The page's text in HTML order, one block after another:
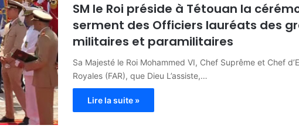
SM le Roi préside à Tétouan la
serment des Officiers lauréats des
militaires et paramilitaires
Sa Majesté le Roi Mohammed VI, Chef Suprême et Chef
Royales (FAR), que Dieu L’assiste,…
Lire la suite »